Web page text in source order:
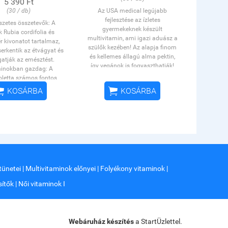
(30 / db)
összetevők: A
Rubia cordifolia és
kivonatot tartalmaz,
az étvágyat és
az emésztést.
gazdag: A
számos fontos
mint például
, B6-, B12-vitaminok,
elegendő.
serkentik az étvágyat
KOSÁRBA
Az USA medical legújabb
fejlesztése az ízletes
gyermekeknek készült
multivitamin, ami igazi aduász a
szülők kezében! Az alapja finom
és kellemes állagú alma pektin,
így vegánok is fogyaszthatják!
tartalmaz, ráadásul hozzáadott
cukor nélkül, természetes
gyümölcsízesítéssel készül! Már
 KOSÁRBA
| Multivitaminok előnyei | Folyékony vitaminok |
| Női vitaminok I
Webáruház készítésa StartÜzlettel.